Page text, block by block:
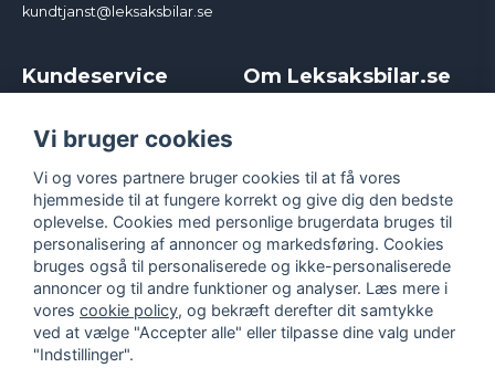
kundtjanst@leksaksbilar.se
Kundeservice
Kampagner og rabatter
Reklamation
Policy chase cars
Returnera
Logga in
Om Leksaksbilar.se
Handelsbetingelser
Persondatapolitik
Cookies
Vi bruger cookies
Vi og vores partnere bruger cookies til at få vores
hjemmeside til at fungere korrekt og give dig den bedste
oplevelse. Cookies med personlige brugerdata bruges til
personalisering af annoncer og markedsføring. Cookies
bruges også til personaliserede og ikke-personaliserede
annoncer og til andre funktioner og analyser. Læs mere i
vores cookie policy, og bekræft derefter dit samtykke
ved at vælge "Accepter alle" eller tilpasse dine valg under
"Indstillinger".